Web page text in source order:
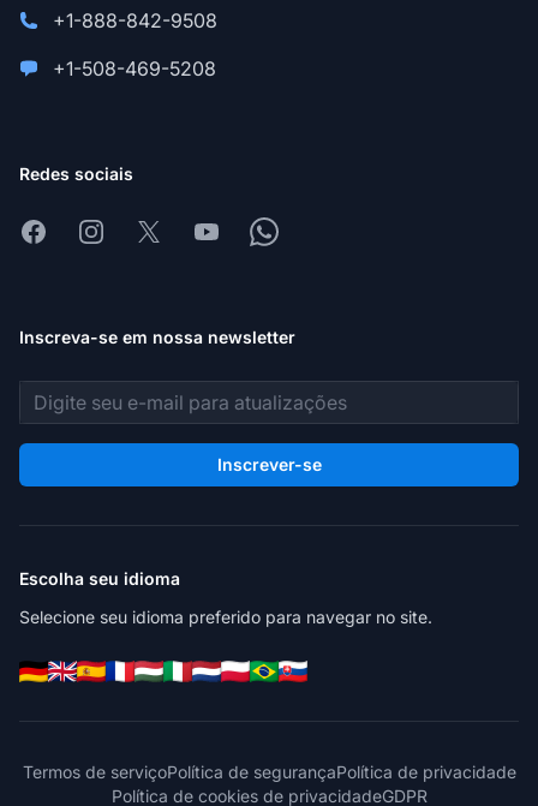
+1-888-842-9508
+1-508-469-5208
Redes sociais
FacebookInstagram
X YoutubeWhatsapp
Inscreva-se em nossa newsletter
Endereço de e-mail
Inscrever-se
Escolha seu idioma
Selecione seu idioma preferido para navegar no site.
Termos de serviçoPolítica de segurançaPolítica de privacidade
Política de cookies de privacidadeGDPR